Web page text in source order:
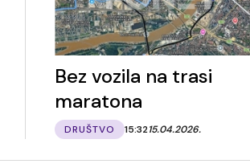
Bez vozila na trasi
maratona
DRUŠTVO 15:3215.04.2026.